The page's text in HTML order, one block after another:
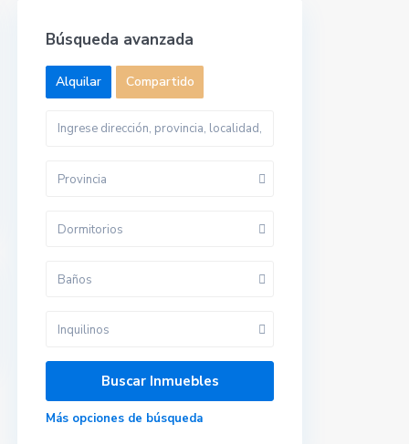
Búsqueda avanzada
Alquilar Compartido
Provincia
Dormitorios
Baños
Inquilinos
Más opciones de búsqueda